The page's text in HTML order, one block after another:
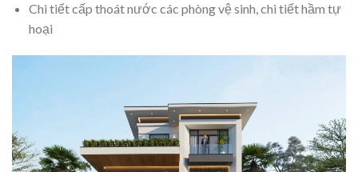
Chi tiết cấp thoát nước các phòng vệ sinh, chi tiết hầm tự
hoại